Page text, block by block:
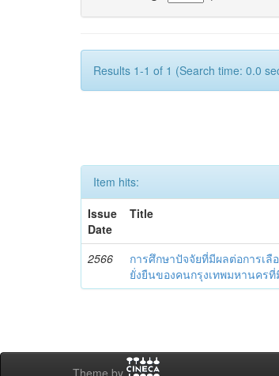
Results 1-1 of 1 (Search time: 0.0
Item hits:
Issue
Date
Title
2566
การศึกษาปัจจัยที่มีผลต่อการเ
ยั่งยืนของคนกรุงเทพมหานครที่